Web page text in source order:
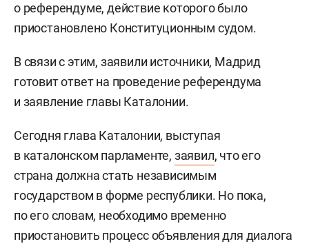
о референдуме, действие которого было
приостановлено Конституционным судом.
В связи с этим, заявили источники, Мадрид
готовит ответ на проведение референдума
и заявление главы Каталонии.
Сегодня глава Каталонии, выступая
в каталонском парламенте, заявил, что его
страна должна стать независимым
государством в форме республики. Но пока,
по его словам, необходимо временно
приостановить процесс объявления для диалога